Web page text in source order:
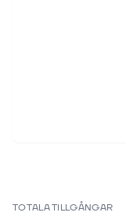
TOTALA TILLGÅNGAR